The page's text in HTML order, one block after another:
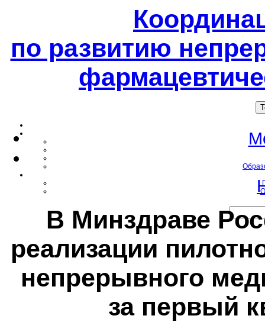
по развитию
В Минздраве
реализации
непрерывного
за первый